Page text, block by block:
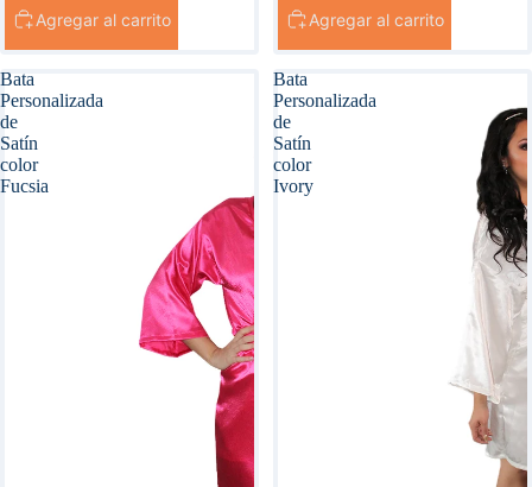
Agregar al carrito Agregar al carrito
Bata
Personalizada
de
Satín
color
Fucsia
Bata
Personalizada
de
Satín
color
Ivory